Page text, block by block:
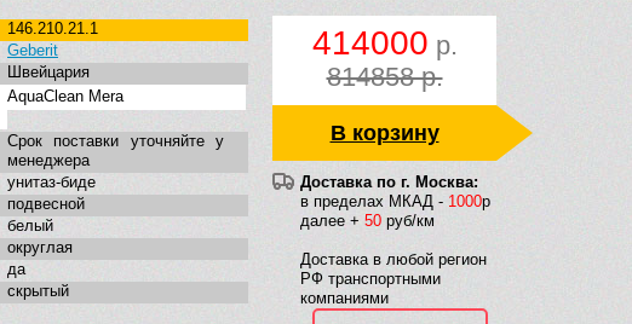
414000 р.
814858 р.
В корзину
Доставка по г. Москва:
в пределах МКАД - 1000р
далее + 50 руб/км
Доставка в любой регион
РФ транспортными
компаниями
146.210.21.1
Geberit
Швейцария
AquaClean Mera
Срок поставки уточняйте у
менеджера
унитаз-биде
подвесной
белый
округлая
да
скрытый